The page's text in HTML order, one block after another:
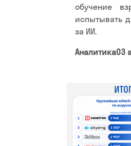
обучение
испытывать
за ИИ.
Аналитика03